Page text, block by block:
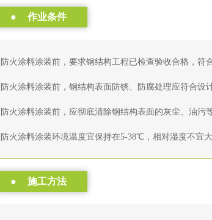
● 作业条件
防火涂料涂装前，要求钢结构工程已检查验收合格，符
防火涂料涂装前，钢结构表面防锈、防腐处理应符合设
防火涂料涂装前，应彻底清除钢结构表面的灰尘、油污
防火涂料涂装环境温度宜保持在5-38℃，相对湿度不宜
● 施工方法